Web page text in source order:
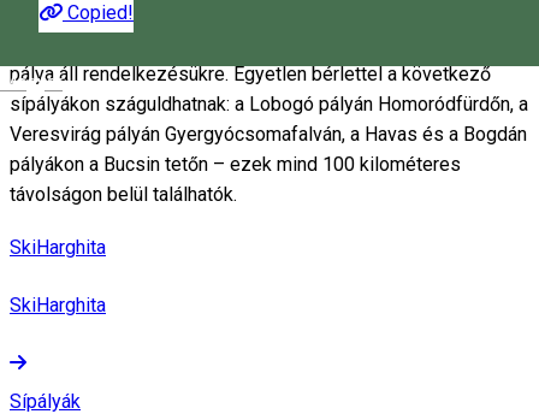
Magyar
Copied!
szenvedélyüknek, legyenek akár kezdők, akár haladók. A
pálya áll rendelkezésükre. Egyetlen bérlettel a következő
sípályákon száguldhatnak: a Lobogó pályán Homoródfürdőn, a
Veresvirág pályán Gyergyócsomafalván, a Havas és a Bogdán
pályákon a Bucsin tetőn – ezek mind 100 kilométeres
távolságon belül találhatók.
SkiHarghita
SkiHarghita
Sípályák